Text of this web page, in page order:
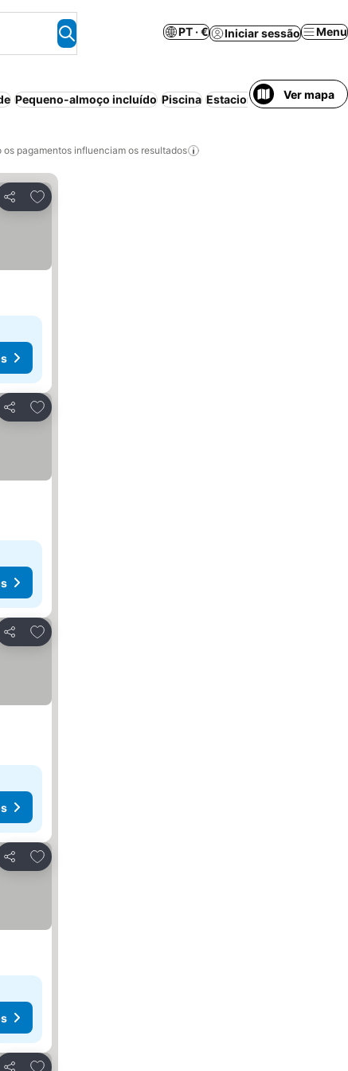
PT · € Iniciar sessão Menu
Pequeno-almoço incluído Piscina EstacionamentoVer mapa
os pagamentos influenciam os resultados
Partilhar
Adicionar aos favoritos
Partilhar
Adicionar aos favoritos
Partilhar
Adicionar aos favoritos
Partilhar
Adicionar aos favoritos
Adicionar aos favoritos